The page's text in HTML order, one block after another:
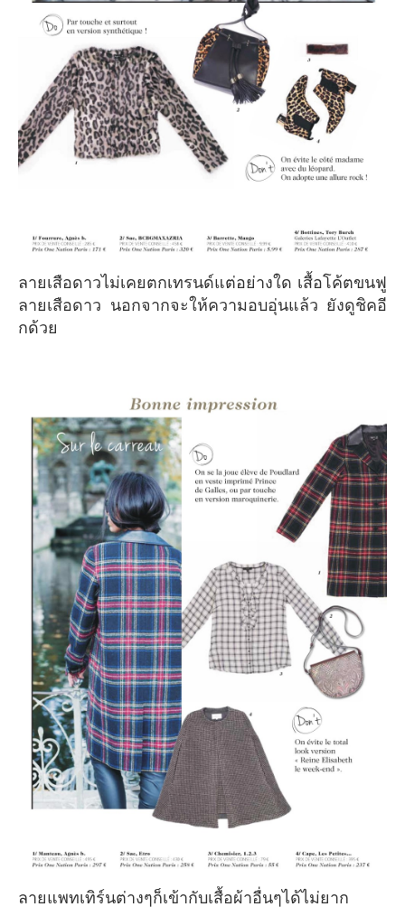
ลายเสือดาวไม่เคยตกเทรนด์แต่อย่างใด เสื้อโค้ตขนฟู
ลายเสือดาว นอกจากจะให้ความอบอุ่นแล้ว ยังดูชิคอี
กด้วย
ลายแพทเทิร์นต่างๆก็เข้ากับเสื้อผ้าอื่นๆได้ไม่ยาก